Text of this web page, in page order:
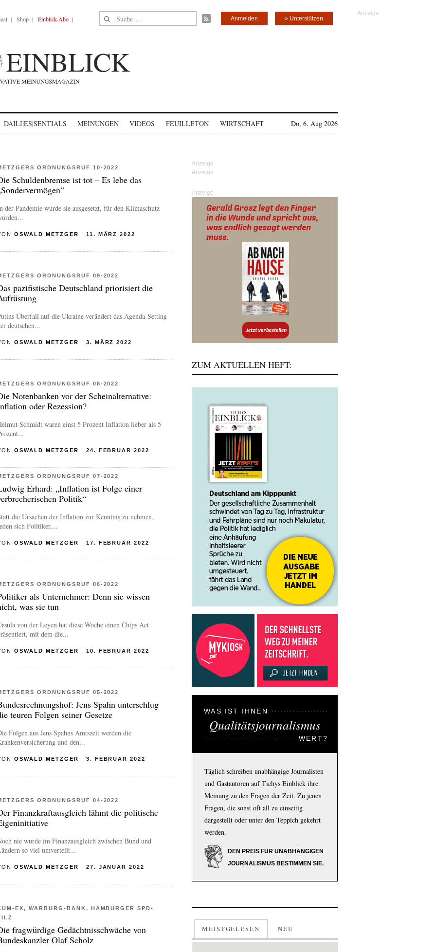
Shop Einblick-Abo Suche nach: » Unterstützen
Anmelden
DAILI|ES|SENTIALS MEINUNGEN VIDEOS FEUILLETON WIRTSCHAFT Do, 6. Aug 2026
ORDNUNGSRUF 10-2022
Schuldenbremse ist tot – Es lebe das
der Pandemie wurde sie ausgesetzt, für den Klimaschutz
OSWALD METZGER | 11. MÄRZ 2022
ORDNUNGSRUF 09-2022
pazifistische Deutschland priorisiert die
Überfall auf die Ukraine verändert das Agenda-Setting
deutschen...
OSWALD METZGER | 3. MÄRZ 2022
ORDNUNGSRUF 08-2022
Notenbanken vor der Scheinalternative:
oder Rezession?
Schmidt waren einst 5 Prozent Inflation lieber als 5
OSWALD METZGER | 24. FEBRUAR 2022
ORDNUNGSRUF 07-2022
Erhard: „Inflation ist Folge einer
Politik“
die Ursachen der Inflation zur Kenntnis zu nehmen,
sich Politiker,...
OSWALD METZGER | 17. FEBRUAR 2022
ORDNUNGSRUF 06-2022
als Unternehmer: Denn sie wissen
was sie tun
von der Leyen hat diese Woche einen Chips Act
mit dem die...
OSWALD METZGER | 10. FEBRUAR 2022
ORDNUNGSRUF 05-2022
Jens Spahn unterschlug
teuren Folgen seiner Gesetze
Folgen aus Jens Spahns Amtszeit werden die
und den...
OSWALD METZGER | 3. FEBRUAR 2022
ORDNUNGSRUF 04-2022
Finanzkraftausgleich lähmt die politische
nie wurde im Finanzausgleich zwischen Bund und
so viel umverteilt...
OSWALD METZGER | 27. JANUAR 2022
EX, WARBURG-BANK, HAMBURGER SPD-
fragwürdige Gedächtnisschwäche von
Olaf Scholz
Anzeige
ZUM AKTUELLEN HEFT:
WAS IST IHNEN
Qualitätsjournalismus
WERT?
Täglich schreiben unabhängige Journalisten
und Gastautoren auf Tichys Einblick ihre
Meinung zu den Fragen der Zeit. Zu jenen
Fragen, die sonst oft all zu einseitig
dargestellt oder unter den Teppich gekehrt
werden.
DEN PREIS FÜR UNABHÄNGIGEN
JOURNALISMUS BESTIMMEN SIE.
MEISTGELESEN NEU